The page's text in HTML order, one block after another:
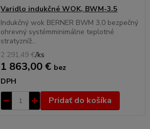
Varidlo indukčné WOK, BWM-3.5
Indukčný wok BERNER BWM 3,0 bezpečný
ohrevný systémminimálne teplotné
stratyzníž...
2 291,49 €/ks
1 863,00 € bez
DPH
Pridať do košíka